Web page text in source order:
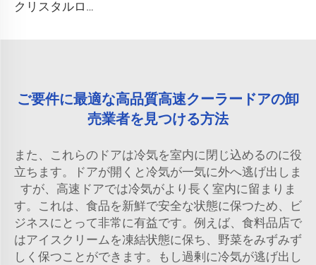
クリスタルローラーシャッタードア
ご要件に最適な高品質高速クーラードアの卸
売業者を見つける方法
また、これらのドアは冷気を室内に閉じ込めるのに役
立ちます。ドアが開くと冷気が一気に外へ逃げ出しま
すが、高速ドアでは冷気がより長く室内に留まりま
す。これは、食品を新鮮で安全な状態に保つため、ビ
ジネスにとって非常に有益です。例えば、食料品店で
はアイスクリームを凍結状態に保ち、野菜をみずみず
しく保つことができます。もし過剰に冷気が逃げ出し